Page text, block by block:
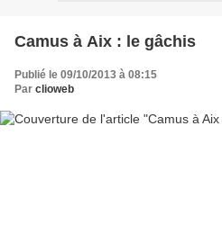
Camus à Aix : le gâchis
Publié le 09/10/2013 à 08:15
Par clioweb